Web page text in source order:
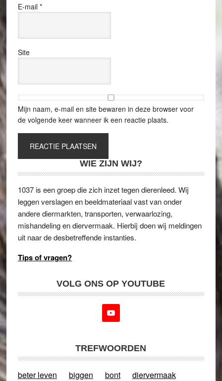
E-mail *
Site
Mijn naam, e-mail en site bewaren in deze browser voor
de volgende keer wanneer ik een reactie plaats.
WIE ZIJN WIJ?
1037 is een groep die zich inzet tegen dierenleed. Wij
leggen verslagen en beeldmateriaal vast van onder
andere diermarkten, transporten, verwaarlozing,
mishandeling en diervermaak. Hierbij doen wij meldingen
uit naar de desbetreffende instanties.
Tips of vragen?
VOLG ONS OP YOUTUBE
TREFWOORDEN
beter leven biggen bont
diervermaak